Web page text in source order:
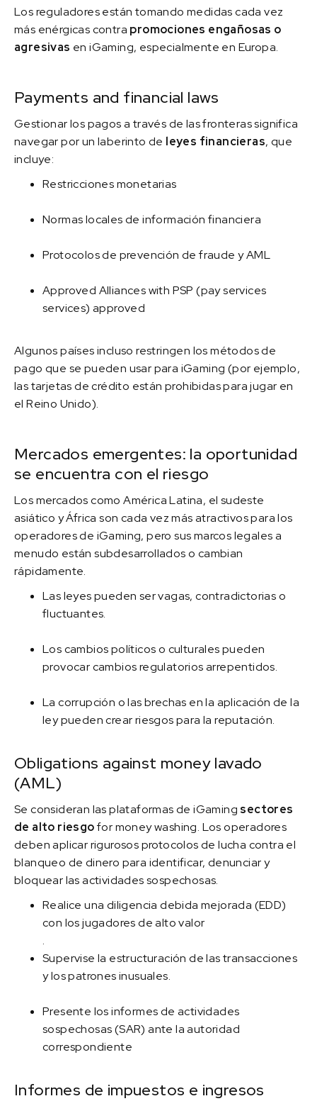
Los reguladores están tomando medidas cada vez
más enérgicas contra promociones engañosas o
agresivas en iGaming, especialmente en Europa.
Payments and financial laws
Gestionar los pagos a través de las fronteras significa
navegar por un laberinto de leyes financieras, que
incluye:
Restricciones monetarias
Normas locales de información financiera
Protocolos de prevención de fraude y AML
Approved Alliances with PSP (pay services
services) approved
Algunos países incluso restringen los métodos de
pago que se pueden usar para iGaming (por ejemplo,
las tarjetas de crédito están prohibidas para jugar en
el Reino Unido).
Mercados emergentes: la oportunidad
se encuentra con el riesgo
Los mercados como América Latina, el sudeste
asiático y África son cada vez más atractivos para los
operadores de iGaming, pero sus marcos legales a
menudo están subdesarrollados o cambian
rápidamente.
Las leyes pueden ser vagas, contradictorias o
fluctuantes.
Los cambios políticos o culturales pueden
provocar cambios regulatorios arrepentidos.
La corrupción o las brechas en la aplicación de la
ley pueden crear riesgos para la reputación.
Obligations against money lavado
(AML)
Se consideran las plataformas de iGaming sectores
de alto riesgofor money washing. Los operadores
deben aplicar rigurosos protocolos de lucha contra el
blanqueo de dinero para identificar, denunciar y
bloquear las actividades sospechosas.
Realice una diligencia debida mejorada (EDD)
con los jugadores de alto valor
.
Supervise la estructuración de las transacciones
y los patrones inusuales.
Presente los informes de actividades
sospechosas (SAR) ante la autoridad
correspondiente
Informes de impuestos e ingresos